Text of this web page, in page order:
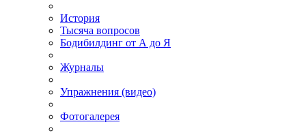
История
Тысяча вопросов
Бодибилдинг от А до Я
Журналы
Упражнения (видео)
Фотогалерея